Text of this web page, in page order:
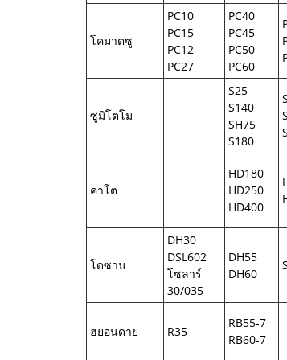
โคมาตซู
PC10
PC15
PC12
PC27
PC40
PC45
PC50
PC60
ซูมิโตโม
S25
S140
SH75
S180
คาโต
HD180
HD250
HD400
โดซาน
DH30
DSL602
โซลาร์
30/035
DH55
DH60
ฮยอนดาย R35
RB55-7
RB60-7